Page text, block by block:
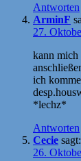
Antworten
ArminF
27.
kann mich
ich
*lechz*
Antworten
Cecie sagt:
26.